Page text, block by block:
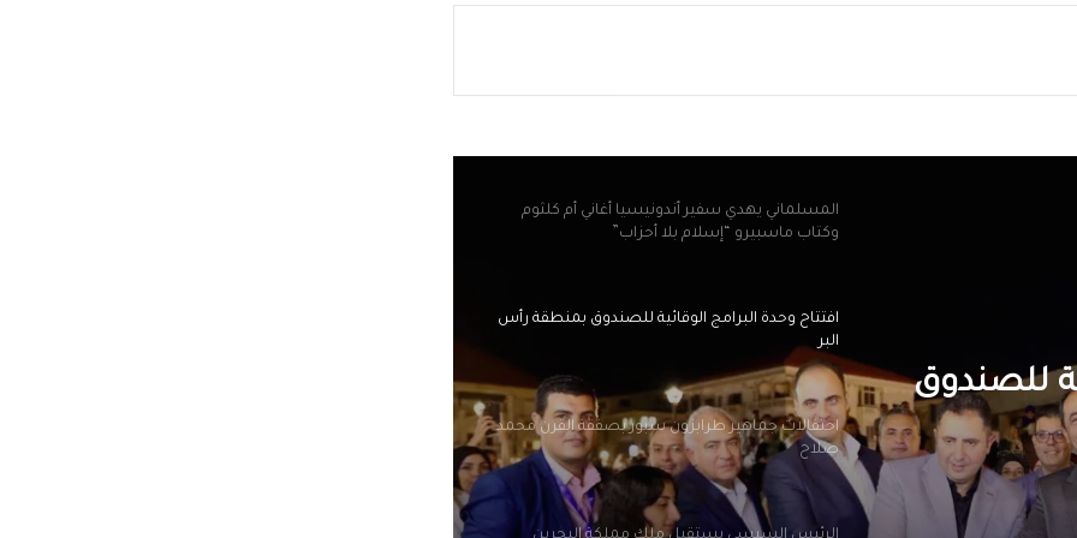
سبور بصفقة
افتتاح وحدة البرامج الوقائية للصندوق بمنطقة رأس
البر
احتفالات جماهير طرابزون سبور بصفقة القرن محمد
صلاح
الرئيس السيسي يستقبل ملك مملكة البحرين
الشقيقة اليوم